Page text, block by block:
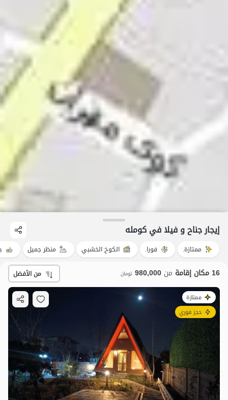
إيجار جناح و فيلا في کومله
ممتازة. فورا. الكوخ الخشبي منظر جميل
16 مكان إقامة من 980,000 تومان من الأفضل
ممتازة
حجز فوري